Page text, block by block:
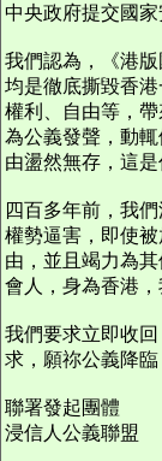
中央政府提交國家
我們認為，《港
均是徹底撕毀香
權利、自由等，
為公義發聲，動
由盪然無存，這是
四百多年前，我
權勢逼害，即使
由，並且竭力為
會人，身為香港
我們要求立即收
求，願祢公義降臨
聯署發起團體
浸信人公義聯盟